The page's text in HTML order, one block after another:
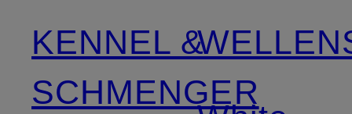
KENNEL &
SCHMENGER